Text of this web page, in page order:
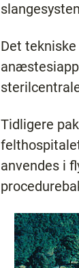
Det
Tidligere
anvendes i